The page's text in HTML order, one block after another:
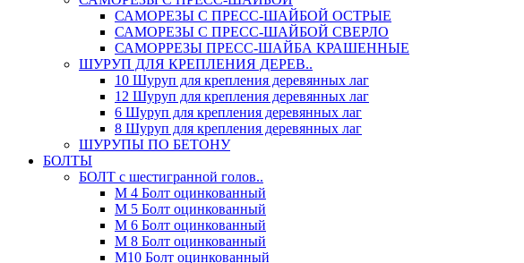
САМОРЕЗЫ С ПРЕСС-ШАЙБОЙ ОСТРЫЕ
САМОРЕЗЫ С ПРЕСС-ШАЙБОЙ СВЕРЛО
САМОРРЕЗЫ ПРЕСС-ШАЙБА КРАШЕННЫЕ
ШУРУП ДЛЯ КРЕПЛЕНИЯ ДЕРЕВ..
10 Шуруп для крепления деревянных лаг
12 Шуруп для крепления деревянных лаг
6 Шуруп для крепления деревянных лаг
8 Шуруп для крепления деревянных лаг
ШУРУПЫ ПО БЕТОНУ
БОЛТЫ
БОЛТ с шестигранной голов..
М 4 Болт оцинкованный
М 5 Болт оцинкованный
М 6 Болт оцинкованный
М 8 Болт оцинкованный
М10 Болт оцинкованный